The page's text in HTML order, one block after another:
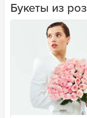
Букеты из роз